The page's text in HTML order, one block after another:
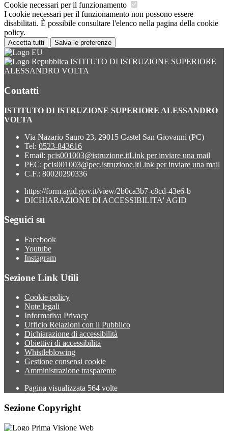
Cookie necessari per il funzionamento
I cookie necessari per il funzionamento non possono essere
disabilitati. È possibile consultare l'elenco nella pagina della cookie
policy.
Accetta tutti Salva le preferenze
ISTITUTO DI ISTRUZIONE SUPERIORE
ALESSANDRO VOLTA
Contatti
ISTITUTO DI ISTRUZIONE SUPERIORE ALESSANDRO
VOLTA
Via Nazario Sauro 23, 29015 Castel San Giovanni (PC)
Tel: 0523-843616
Email: pcis001003@istruzione.itLink per inviare una mail
PEC: pcis001003@pec.istruzione.itLink per inviare una mail
C.F.: 80020290336
https://form.agid.gov.it/view/2b0ca3b7-c8cd-43e6-b
DICHIARAZIONE DI ACCESSIBILITA' AGID
Seguici su
Facebook
Youtube
Instagram
Sezione Link Utili
Cookie policy
Note legali
Informativa Privacy
Ufficio Relazioni con il Pubblico
Dichiarazione di accessibilità
Obiettivi di accessibilità
Whistleblowing
Gestione consensi cookie
Amministrazione trasparente
Pagina visualizzata 564 volte
Sezione Copyright